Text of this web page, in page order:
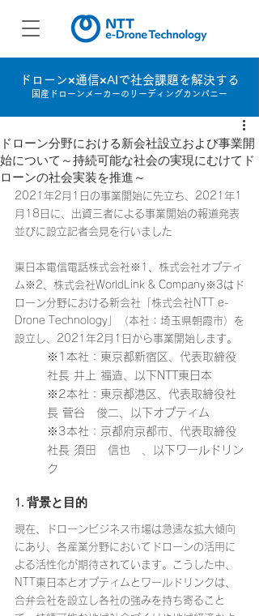
ドローン×通信×AIで社会課題を解決する
国産ドローンメーカーのリーディングカンパニー
ドローン分野における新会社設立および事業開
始について～持続可能な社会の実現にむけてド
ローンの社会実装を推進～
2021年2月1日の事業開始に先立ち、2021年1
月18日に、出資三者による事業開始の報道発表
並びに設立記者会見を行いました
東日本電信電話株式会社※1、株式会社オプティ
ム※2、株式会社WorldLink & Company※3はド
ローン分野における新会社「株式会社NTT e-
Drone Technology」（本社：埼玉県朝霞市）を
設立し、2021年2月1日から事業開始します。
※1本社：東京都新宿区、代表取締役
社長 井上 福造、以下NTT東日本
※2本社：東京都港区、代表取締役社
長 菅谷 俊二、以下オプティム
※3本社：京都府京都市、代表取締役
社長 須田 信也 、以下ワールドリン
ク
1. 背景と目的
現在、ドローンビジネス市場は急速な拡大傾向
にあり、各産業分野においてドローンの活用に
よる活性化が期待されています。こうした中、
NTT東日本とオプティムとワールドリンクは、
合弁会社を設立し各社の強みを持ち寄ること